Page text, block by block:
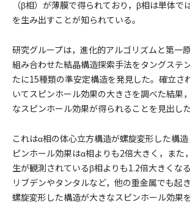
（β相）が薄膜で得られており，β相は単体で
を生み出すことが知られている。
研究グループは，進化的アルゴリズムと第一
組み合わせた結晶構造探索手法をタングステ
たに15種類の準安定構造を発見した。確立さ
いてスピンホール効果の大きさを調べた結果
なスピンホール効果が得られることを見出した
これはα相の体心立方構造が螺旋変形した構
ピンホール効果はα相よりも2倍大きく，また
生が観測されているβ相よりも1.2倍大きくな
リブデンやタンタルなど，他の重金属でも起
螺旋変形した構造が大きなスピンホール効果